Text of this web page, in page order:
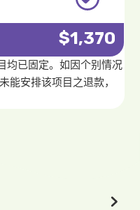
$1,370
均已固定。如因个别情况
能安排该项目之退款，